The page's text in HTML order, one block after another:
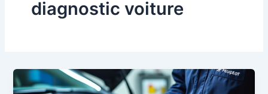
diagnostic voiture